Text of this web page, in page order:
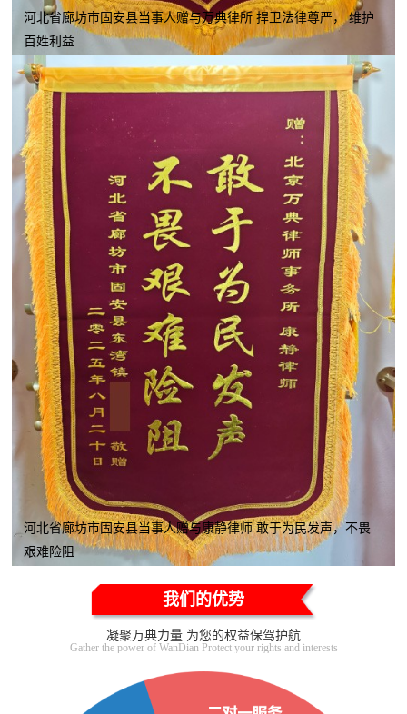
河北省廊坊市固安县当事人赠与万典律所 捍卫法律尊严， 维护
百姓利益
河北省廊坊市固安县当事人赠与康静律师 敢于为民发声，不畏
艰难险阻
我们的优势
凝聚万典力量 为您的权益保驾护航
Gather the power of WanDian Protect your rights and interests